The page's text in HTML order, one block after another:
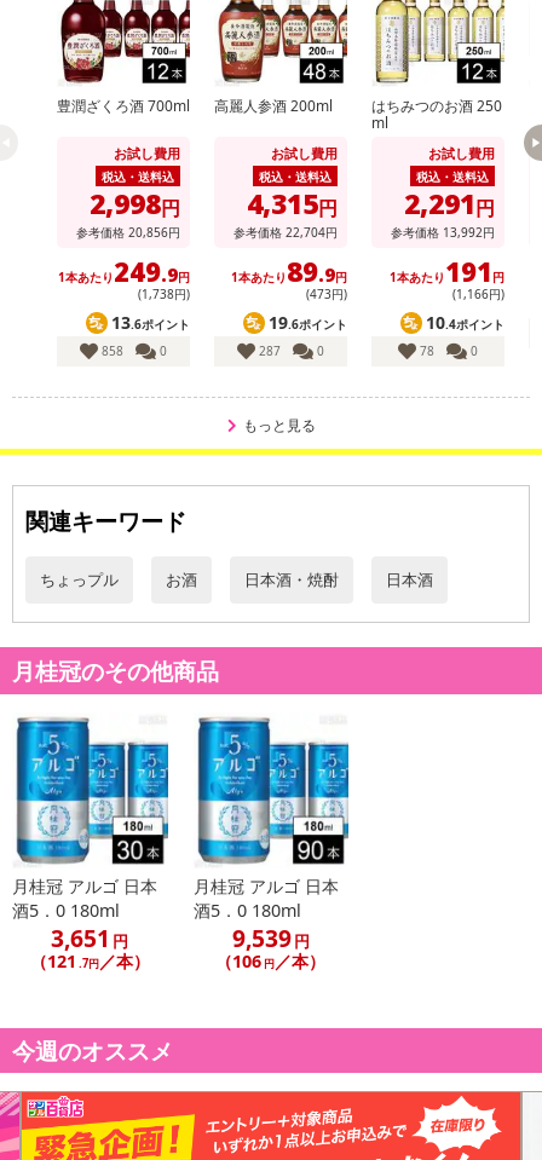
休業日
その他共通および商品カテゴリー別注意事項（※必ずご確認くだ
豊潤ざくろ酒 700ml
お試し費用
税込・送料込
2,998円
参考価格 20,856円
1本あたり 249.9円
(1,738円)
13.6ポイント
858
0
高麗人参酒 200ml
お試し費用
税込・送料込
4,315円
参考価格 22,704円
1本あたり 89.9円
(473円)
19.6ポイント
287
0
はちみつのお酒 250
ml
お試し費用
税込・送料込
2,291円
参考価格 13,992円
1本あたり 191 円
(1,166円)
10.4ポイント
78
0
もっと見る
関連キーワード
ちょっプル お酒 日本酒・焼酎 日本酒
月桂冠のその他商品
月桂冠 アルゴ 日本
酒5．0 180ml
3,651 円
（121 .7円／本）
月桂冠 アルゴ 日本
酒5．0 180ml
9,539円
（106 円／本）
今週のオススメ